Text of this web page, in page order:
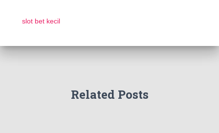
slot bet kecil
Related Posts